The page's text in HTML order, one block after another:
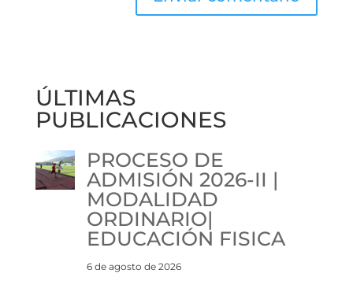
ÚLTIMAS
PUBLICACIONES
PROCESO DE
ADMISIÓN 2026-II |
MODALIDAD
ORDINARIO|
EDUCACIÓN FISICA
6 de agosto de 2026